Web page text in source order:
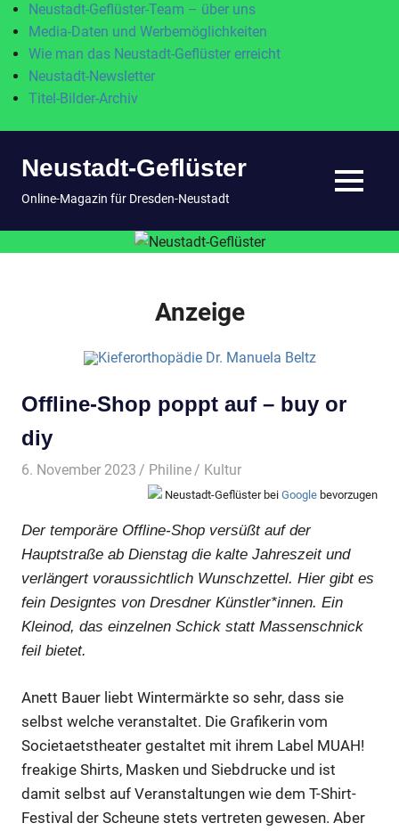
Neustadt-Geflüster-Team – über uns
Media-Daten und Werbemöglichkeiten
Wie man das Neustadt-Geflüster erreicht
Neustadt-Newsletter
Titel-Bilder-Archiv
InhaltNeustadt-Geflüster
Online-Magazin für Dresden-Neustadt MENÜ
Anzeige
Offline-Shop poppt auf – buy or
diy
6. November 2023 Philine Kultur
Neustadt-Geflüster bei Google bevorzugen
Der temporäre Offline-Shop versüßt auf der
Hauptstraße ab Dienstag die kalte Jahreszeit und
verlängert voraussichtlich Wunschzettel. Hier gibt es
fein Designtes von Dresdner Künstler*innen. Ein
Kleinod, das einzelnen Schick statt Massenschnick
feil bietet.
Anett Bauer liebt Wintermärkte so sehr, dass sie
selbst welche veranstaltet. Die Grafikerin vom
Societaetstheater gestaltet mit ihrem Label MUAH!
freakige Shirts, Masken und Siebdrucke und ist
damit selbst auf Veranstaltungen wie dem T-Shirt-
Festival der Scheune stets vertreten gewesen. Aber